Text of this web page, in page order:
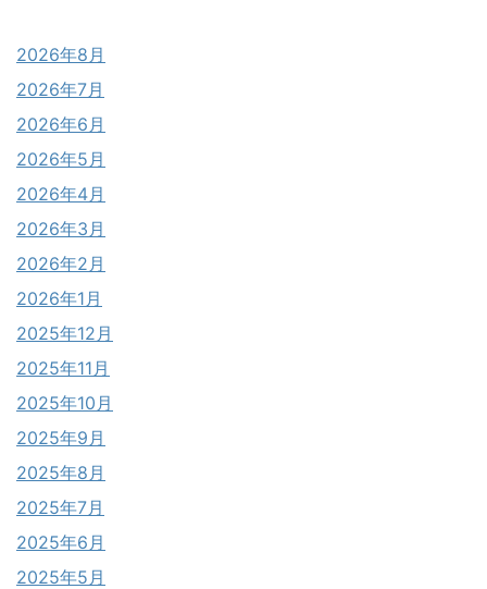
2026年8月
2026年7月
2026年6月
2026年5月
2026年4月
2026年3月
2026年2月
2026年1月
2025年12月
2025年11月
2025年10月
2025年9月
2025年8月
2025年7月
2025年6月
2025年5月